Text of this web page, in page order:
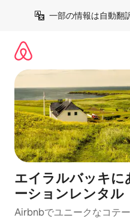
一部の情報は自動翻
エイラルバッキに
ーションレンタル
Airbnbでユニークなコテ